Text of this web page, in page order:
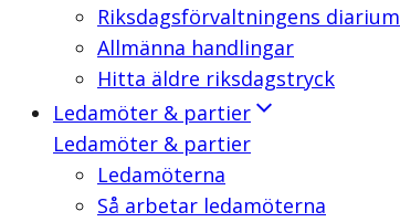
Riksdagsförvaltningens diarium
Allmänna handlingar
Hitta äldre riksdagstryck
Ledamöter & partier
Ledamöter & partier
Ledamöterna
Så arbetar ledamöterna